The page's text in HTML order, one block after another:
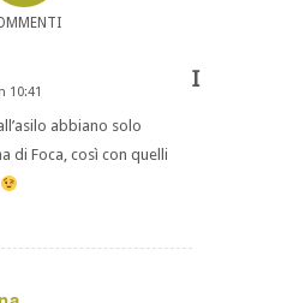
10:41
abbiano solo
di Foca, così con quelli
I